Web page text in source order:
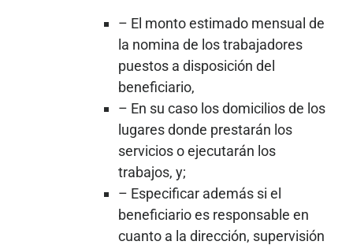
– El monto estimado mensual de
la nomina de los trabajadores
puestos a disposición del
beneficiario,
– En su caso los domicilios de los
lugares donde prestarán los
servicios o ejecutarán los
trabajos, y;
– Especificar además si el
beneficiario es responsable en
cuanto a la dirección, supervisión